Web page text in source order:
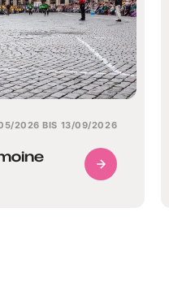
2026 BIS 13/09/2026